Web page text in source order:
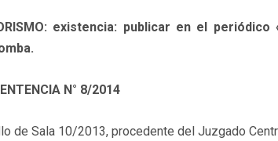
existencia: publicar en el
N° 8/2014
de Sala 10/2013, procedente del Juzgado